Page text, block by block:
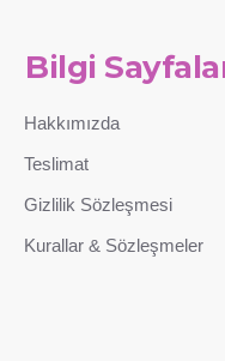
Bilgi
Hakkımızda
Teslimat
Gizlilik Sözleşmesi
Kurallar & Sözleşmeler